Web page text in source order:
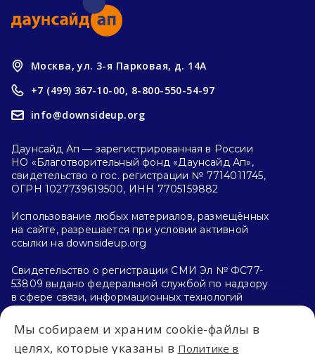
Москва, ул. 3-я Парковая, д. 14А
+7 (499) 367-10-00, 8-800-550-54-97
info@downsideup.org
Даунсайд Ап — зарегистрированная в России
НО «Благотворительный фонд «Даунсайд Ап»,
свидетельство о гос. регистрации № 7714011745,
ОГРН 1027739619500, ИНН 7705159882
Использование любых материалов, размещённых
на сайте, разрешается при условии активной
ссылки на downsideup.org
Свидетельство о регистрации СМИ Эл № ФС77-
53809 выдано федеральной службой по надзору
в сфере связи, информационных технологий
26.04.2013 г.
Мы собираем и храним cookie-файлы в
целях, которые указаны в Политике в